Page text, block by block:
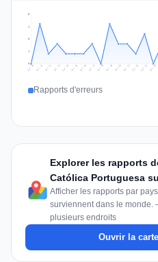
1
3
4
5
Jul 10 Jul 11 Jul 12 Jul 13 Jul 14 Jul 15 Jul 16 Jul 17 Jul 18 Jul 19 Jul 20 Jul 21 Jul 22 Jul 23 Jul 24
Rapports d'erreurs
Explorer les rapports
Católica Portuguesa
Afficher les rapports par
surviennent dans le monde.
plusieurs endroits
Ouvrir la